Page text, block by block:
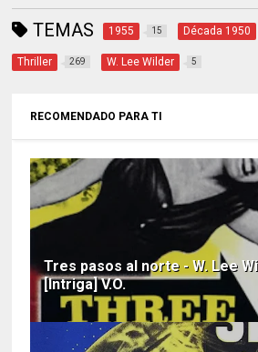
TEMAS 1955 15 Década 1950
Thriller 269 W. Lee Wilder 5
RECOMENDADO PARA TI
Tres pasos al norte - W. Lee
[Intriga] V.O.